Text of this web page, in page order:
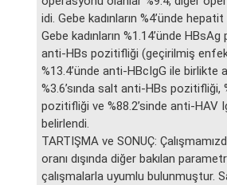
idi. Gebe kadınların %4’ünde hepatit
Gebe kadınların %1.14’ünde
anti-HBs pozitifliği (geçirilmiş
%13.4’ünde anti-HBcIgG ile
%3.6’sında salt anti-HBs pozitifliği,
pozitifliği ve %88.2’sinde anti-HAV
belirlendi.
TARTIŞMA ve SONUÇ:
oranı dışında diğer bakılan
çalışmalarla uyumlu bulunmuştur.